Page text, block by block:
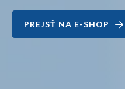
PREJSŤ NA E-SHOP